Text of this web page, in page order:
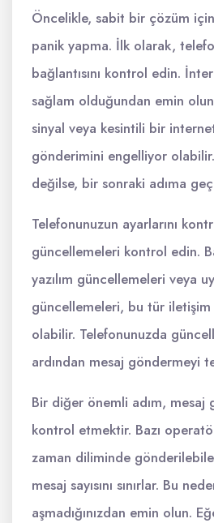
Öncelikle, sabit bir çözüm
panik yapma. İlk olarak,
bağlantısını kontrol edin.
sağlam olduğundan emin
sinyal veya kesintili bir
gönderimini engelliyor
değilse, bir sonraki adıma
Telefonunuzun ayarlarını
güncellemeleri kontrol edin.
yazılım güncellemeleri veya
güncellemeleri, bu tür iletişim
olabilir. Telefonunuzda
ardından mesaj göndermeyi
Bir diğer önemli adım,
kontrol etmektir. Bazı
zaman diliminde
mesaj sayısını sınırlar. Bu
aşmadığınızdan emin olun.